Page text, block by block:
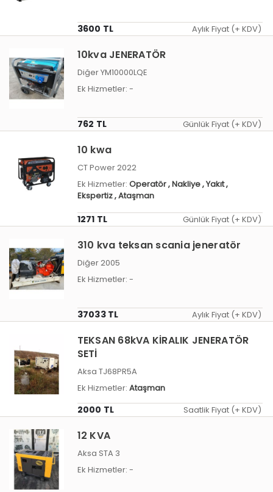
3600 TL Aylık Fiyat (+ KDV)
10kva JENERATÖR
Diğer YM10000LQE
Ek Hizmetler: -
762 TL Günlük Fiyat (+ KDV)
10 kwa
CT Power 2022
Ek Hizmetler: Operatör, Nakliye, Yakıt,
Ekspertiz, Ataşman
1271 TL Günlük Fiyat (+ KDV)
310 kva teksan scania jeneratör
Diğer 2005
Ek Hizmetler: -
37033 TL Aylık Fiyat (+ KDV)
TEKSAN 68kVA KİRALIK JENERATÖR
SETİ
Aksa TJ68PR5A
Ek Hizmetler: Ataşman
2000 TL Saatlik Fiyat (+ KDV)
12 KVA
Aksa STA 3
Ek Hizmetler: -